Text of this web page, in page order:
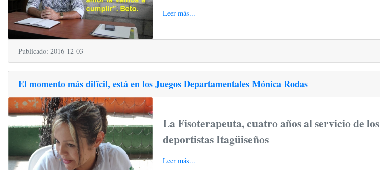
Leer más...
Publicado: 2016-12-03
El momento más difícil, está en los Juegos Departamentales Mónica Rodas
La Fisoterapeuta, cuatro años al servicio de los
deportistas Itagüiseños
Leer más...